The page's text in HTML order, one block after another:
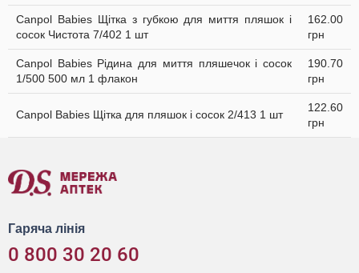
Canpol Babies Щітка з губкою для миття пляшок і
сосок Чистота 7/402 1 шт
162.00
грн
Canpol Babies Рідина для миття пляшечок і сосок
1/500 500 мл 1 флакон
190.70
грн
Canpol Babies Щітка для пляшок і сосок 2/413 1 шт
122.60
грн
Гаряча лінія
0 800 30 20 60